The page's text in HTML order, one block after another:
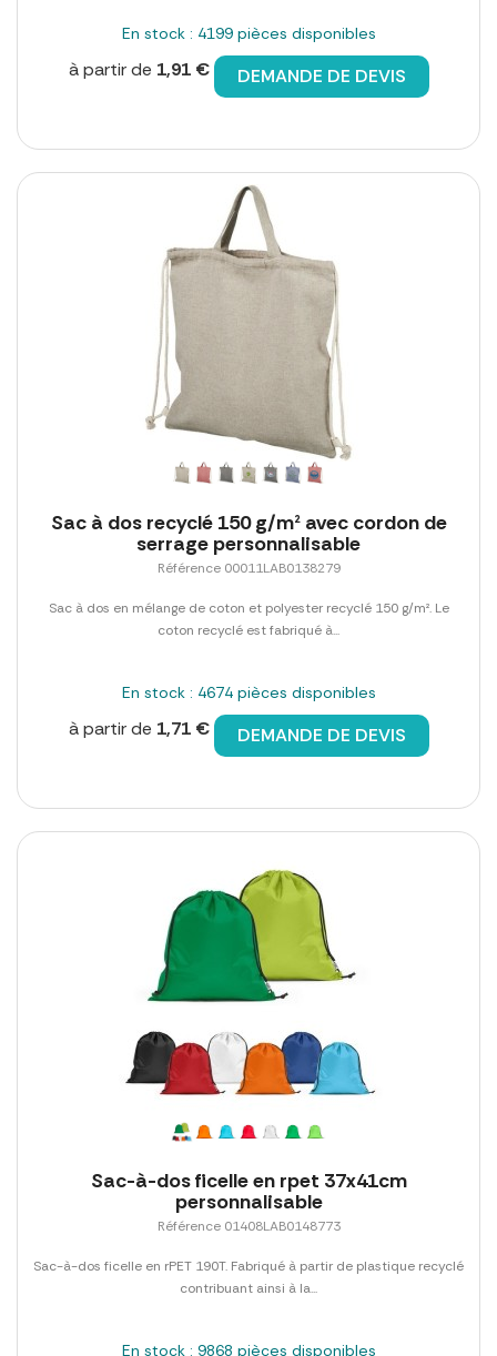
En stock : 4199 pièces disponibles
à partir de 1,91 € DEMANDE DE DEVIS
Sac à dos recyclé 150 g/m² avec cordon de
serrage personnalisable
Référence 00011LAB0138279
Sac à dos en mélange de coton et polyester recyclé 150 g/m². Le
coton recyclé est fabriqué à...
En stock : 4674 pièces disponibles
à partir de 1,71 € DEMANDE DE DEVIS
Sac-à-dos ficelle en rpet 37x41cm
personnalisable
Référence 01408LAB0148773
Sac-à-dos ficelle en rPET 190T. Fabriqué à partir de plastique recyclé
contribuant ainsi à la...
En stock : 9868 pièces disponibles